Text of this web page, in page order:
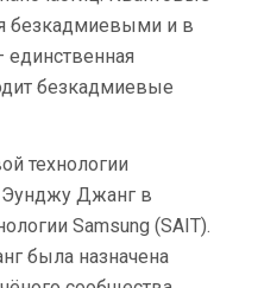
безкадмиевыми и в
безкадмиевые
технологии
Эунджу Джанг в
Samsung (SAIT).
была назначена